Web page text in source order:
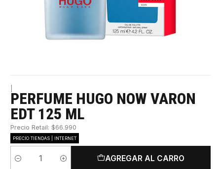
PERFUME HUGO NOW VARON
EDT 125 ML
Precio Retail: $66.990
PRECIO TIENDAS | INTERNET
Cantidad
AGREGAR AL CARRO